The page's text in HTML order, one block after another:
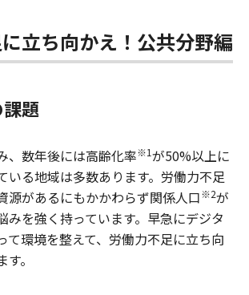
立ち向かえ！公共分野編
題
、数年後には高齢化率※1が50%以上に
いる地域は多数あります。労働力不足
源があるにもかかわらず関係人口※2が
みを強く持っています。早急にデジタ
て環境を整えて、労働力不足に立ち向
。